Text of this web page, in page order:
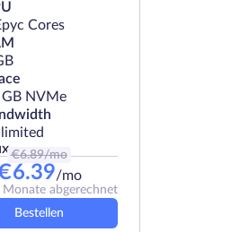
Cores
GB NVMe
€6.89/mo
6.39/mo
abgerechnet
Bestellen